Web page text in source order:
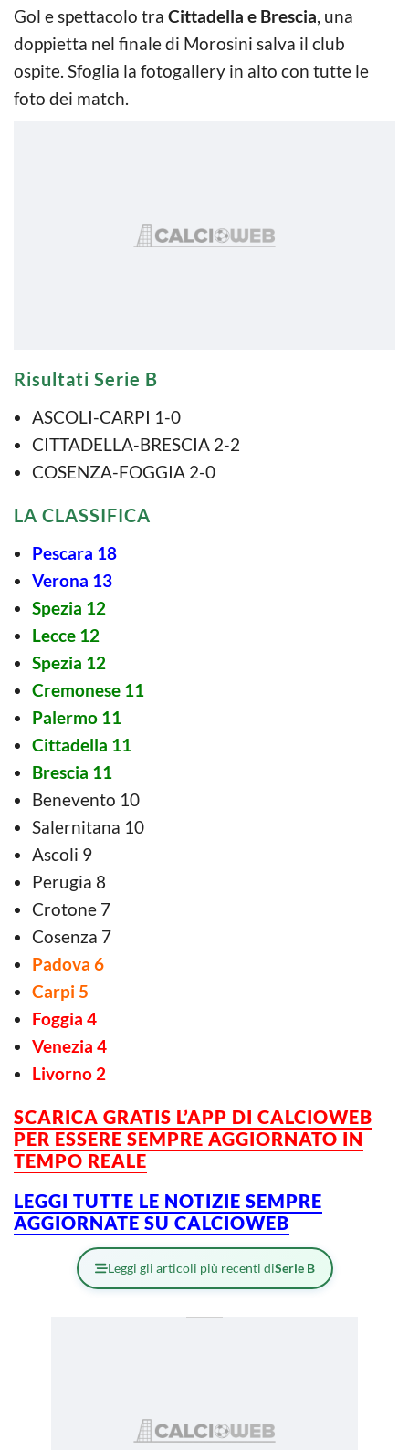
Gol e spettacolo tra Cittadella e Brescia, una
doppietta nel finale di Morosini salva il club
ospite. Sfoglia la fotogallery in alto con tutte le
foto dei match.
Risultati Serie B
ASCOLI-CARPI 1-0
CITTADELLA-BRESCIA 2-2
COSENZA-FOGGIA 2-0
LA CLASSIFICA
Pescara 18
Verona 13
Spezia 12
Lecce 12
Spezia 12
Cremonese 11
Palermo 11
Cittadella 11
Brescia 11
Benevento 10
Salernitana 10
Ascoli 9
Perugia 8
Crotone 7
Cosenza 7
Padova 6
Carpi 5
Foggia 4
Venezia 4
Livorno 2
SCARICA GRATIS L’APP DI CALCIOWEB
PER ESSERE SEMPRE AGGIORNATO IN
TEMPO REALE
LEGGI TUTTE LE NOTIZIE SEMPRE
AGGIORNATE SU CALCIOWEB
Leggi gli articoli più recenti diSerie B